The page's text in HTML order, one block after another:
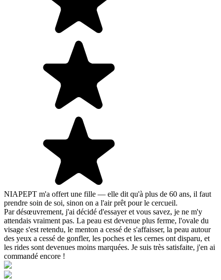
NIAPEPT m'a offert une fille — elle dit qu'à plus de 60 ans, il faut
prendre soin de soi, sinon on a l'air prêt pour le cercueil.
Par désœuvrement, j'ai décidé d'essayer et vous savez, je ne m'y
attendais vraiment pas. La peau est devenue plus ferme, l'ovale du
visage s'est retendu, le menton a cessé de s'affaisser, la peau autour
des yeux a cessé de gonfler, les poches et les cernes ont disparu, et
les rides sont devenues moins marquées. Je suis très satisfaite, j'en ai
commandé encore !